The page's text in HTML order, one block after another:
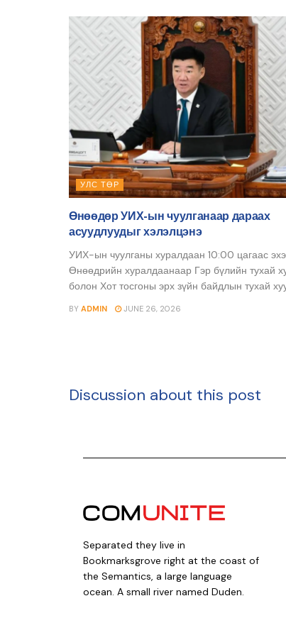
УЛС ТӨР
Өнөөдөр УИХ-ын чуулганаар дараах
асуудлуудыг хэлэлцэнэ
УИХ-ын чуулганы хуралдаан 10:00 цагаас
Өнөөдрийн хуралдаанаар Гэр бүлийн тухай
болон Хот тосгоны эрх зүйн байдлын тухай
BY ADMIN JUNE 26, 2026
Discussion about this post
Separated they live in
Bookmarksgrove right at the coast of
the Semantics, a large language
ocean. A small river named Duden.